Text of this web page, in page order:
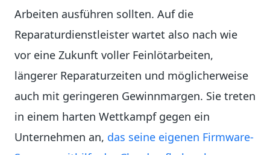
Arbeiten ausführen sollten. Auf die
Reparaturdienstleister wartet also nach wie
vor eine Zukunft voller Feinlötarbeiten,
längerer Reparaturzeiten und möglicherweise
auch mit geringeren Gewinnmargen. Sie treten
in einem harten Wettkampf gegen ein
Unternehmen an, das seine eigenen Firmware-